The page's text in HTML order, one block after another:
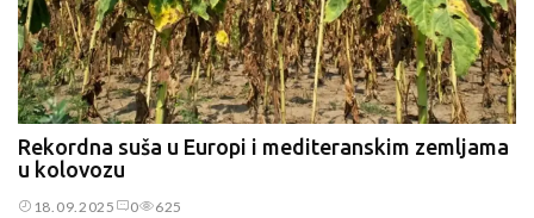
Rekordna suša u Europi i mediteranskim zemljama
u kolovozu
18.09.2025 0 625